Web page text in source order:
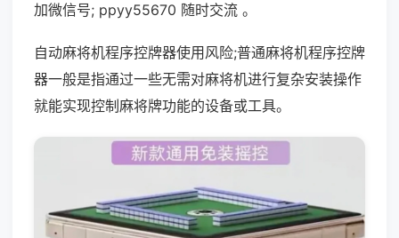
加微信号; ppyy55670 随时交流 。
自动麻将机程序控牌器使用风险;普通麻将机程序控牌
器一般是指通过一些无需对麻将机进行复杂安装操作
就能实现控制麻将牌功能的设备或工具。